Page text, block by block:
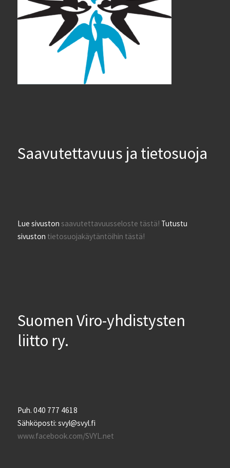
Saavutettavuus ja tietosuoja
Lue sivustonsaavutettavuusseloste tästä! Tutustu
sivuston tietosuojakäytäntöihin tästä!
Suomen Viro-yhdistysten
liitto ry.
Puh. 040 777 4618
Sähköposti: svyl@svyl.fi
www.facebook.com/SVYL.net